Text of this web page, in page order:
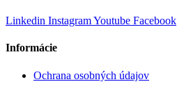
Linkedin InstagramYoutube Facebook
Informácie
Ochrana osobných údajov